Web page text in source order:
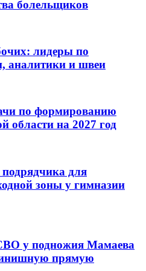
болельщиков
лидеры по
аналитики и швеи
по формированию
области на 2027 год
для
зоны у гимназии
у подножия Мамаева
прямую